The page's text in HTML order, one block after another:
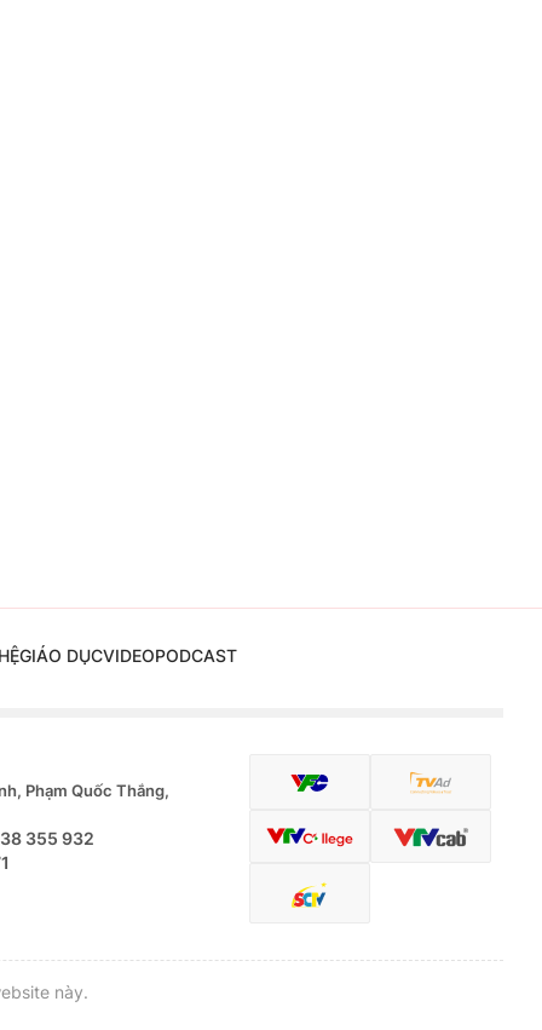
GIÁO DỤCVIDEOPODCAST
Phạm Quốc Thắng,
355 932
này.